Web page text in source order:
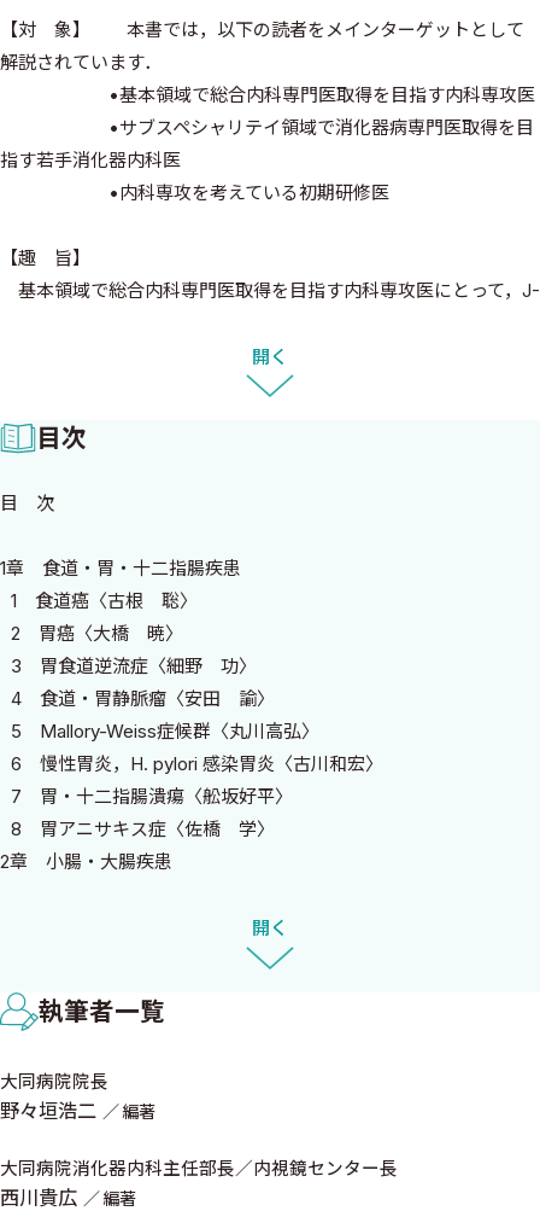
【対 象】 本書では，以下の読者をメインターゲットとして
解説されています．
•基本領域で総合内科専門医取得を目指す内科専攻医
•サブスペシャリテイ領域で消化器病専門医取得を目
指す若手消化器内科医
•内科専攻を考えている初期研修医
【趣 旨】
基本領域で総合内科専門医取得を目指す内科専攻医にとって，J-
験した症例を深掘りすることで，各症例が忘れられない一例とし
て心に刻まれるだろう．一方で，J-OSLERの負担感から初期研修
医の進路選択に少なからず影響を与えているという声も聞かれ
る．専門医ではない若手医師にとって何が症例のポイントなのか，
霧がかかった山頂を登るような気分ではないだろうか？
る．各パートは，総合内科専門医そして消化器病専門医が経験す
べき症例を中心に選択した．さらには，他科からコンサルトされ
た時にも右往左往しないように構成を考えた．病歴要約作成の効
率を高めるために役立つTipsや，実臨床ベースで本当に役立つこと
を重視して5つの鉄則を挙げてまとめていただいた．その後，具体
的な症例から，J-OSLER病歴要約の総合考察の形式で記載してい
ただいた．これらの構成により，５つの鉄則という地図をもった
若手医師は，自信をもって山頂を目指すことができるだろう．
開く
目次
目 次
1章 食道・胃・十二指腸疾患
1 食道癌〈古根 聡〉
2 胃癌〈大橋 暁〉
3 胃食道逆流症〈細野 功〉
4 食道・胃静脈瘤〈安田 諭〉
5 Mallory-Weiss症候群〈丸川高弘〉
6 慢性胃炎，H. pylori 感染胃炎〈古川和宏〉
7 胃・十二指腸潰瘍〈舩坂好平〉
8 胃アニサキス症〈佐橋 学〉
2章 小腸・大腸疾患
2 結腸癌，直腸癌〈川崎啓祐 梅野淳嗣 鳥巣剛弘〉
3 感染性腸炎（腸管感染症，細菌性食中毒）〈武藤義和〉
4 腸結核〈大森 順 後藤 修 岩切勝彦〉
5 潰瘍性大腸炎〈吉田篤史〉
7 虚血性腸炎〈山崎健路〉
8 偽膜性腸炎〈喜田裕一〉
3章 全消化管に関わる疾患
1 好酸球性消化管疾患〈室井航一〉
開く
執筆者一覧
大同病院院長
野々垣浩二 編著
大同病院消化器内科主任部長／内視鏡センター長
西川貴広 編著